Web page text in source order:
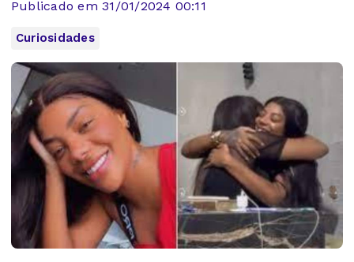
Publicado em 31/01/2024 00:11
Curiosidades